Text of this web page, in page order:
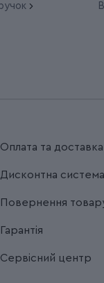
Оплата та доставка
Дисконтна система
Повернення
Гарантія
Сервісний центр